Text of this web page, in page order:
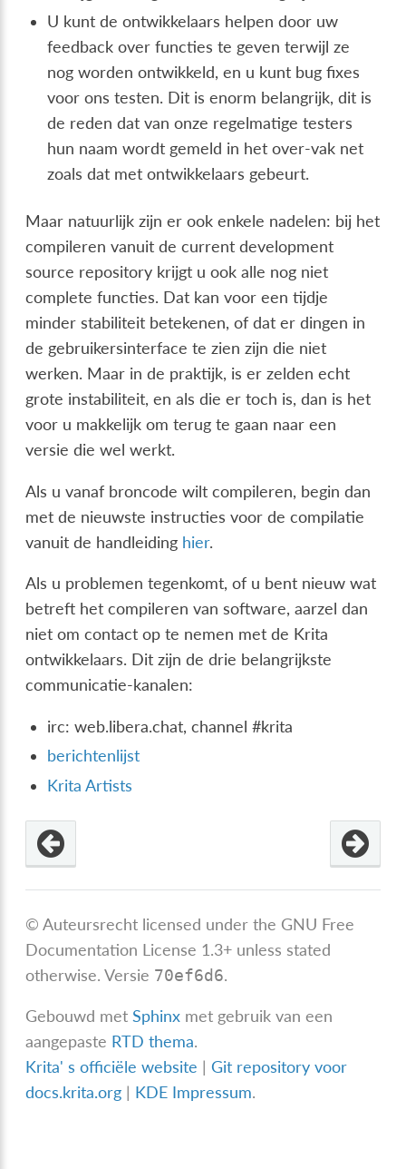
U kunt de ontwikkelaars helpen door uw
feedback over functies te geven terwijl ze
nog worden ontwikkeld, en u kunt bug fixes
voor ons testen. Dit is enorm belangrijk, dit is
de reden dat van onze regelmatige testers
hun naam wordt gemeld in het over-vak net
zoals dat met ontwikkelaars gebeurt.
Maar natuurlijk zijn er ook enkele nadelen: bij het
compileren vanuit de current development
source repository krijgt u ook alle nog niet
complete functies. Dat kan voor een tijdje
minder stabiliteit betekenen, of dat er dingen in
de gebruikersinterface te zien zijn die niet
werken. Maar in de praktijk, is er zelden echt
grote instabiliteit, en als die er toch is, dan is het
voor u makkelijk om terug te gaan naar een
versie die wel werkt.
Als u vanaf broncode wilt compileren, begin dan
met de nieuwste instructies voor de compilatie
vanuit de handleiding hier.
Als u problemen tegenkomt, of u bent nieuw wat
betreft het compileren van software, aarzel dan
niet om contact op te nemen met de Krita
ontwikkelaars. Dit zijn de drie belangrijkste
communicatie-kanalen:
irc: web.libera.chat, channel #krita
berichtenlijst
Krita Artists
© Auteursrecht licensed under the GNU Free
Documentation License 1.3+ unless stated
otherwise.Versie 70ef6d6.
Gebouwd metSphinx met gebruik van een
aangepaste RTD thema.
Krita' s officiële website |Git repository voor
docs.krita.org | KDE Impressum.